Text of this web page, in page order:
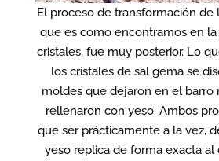
El proceso de transformación de
que es como encontramos en
cristales, fue muy posterior. Lo
los cristales de sal gema se
moldes que dejaron en el barro
rellenaron con yeso. Ambos
que ser prácticamente a la vez,
yeso replica de forma exacta al